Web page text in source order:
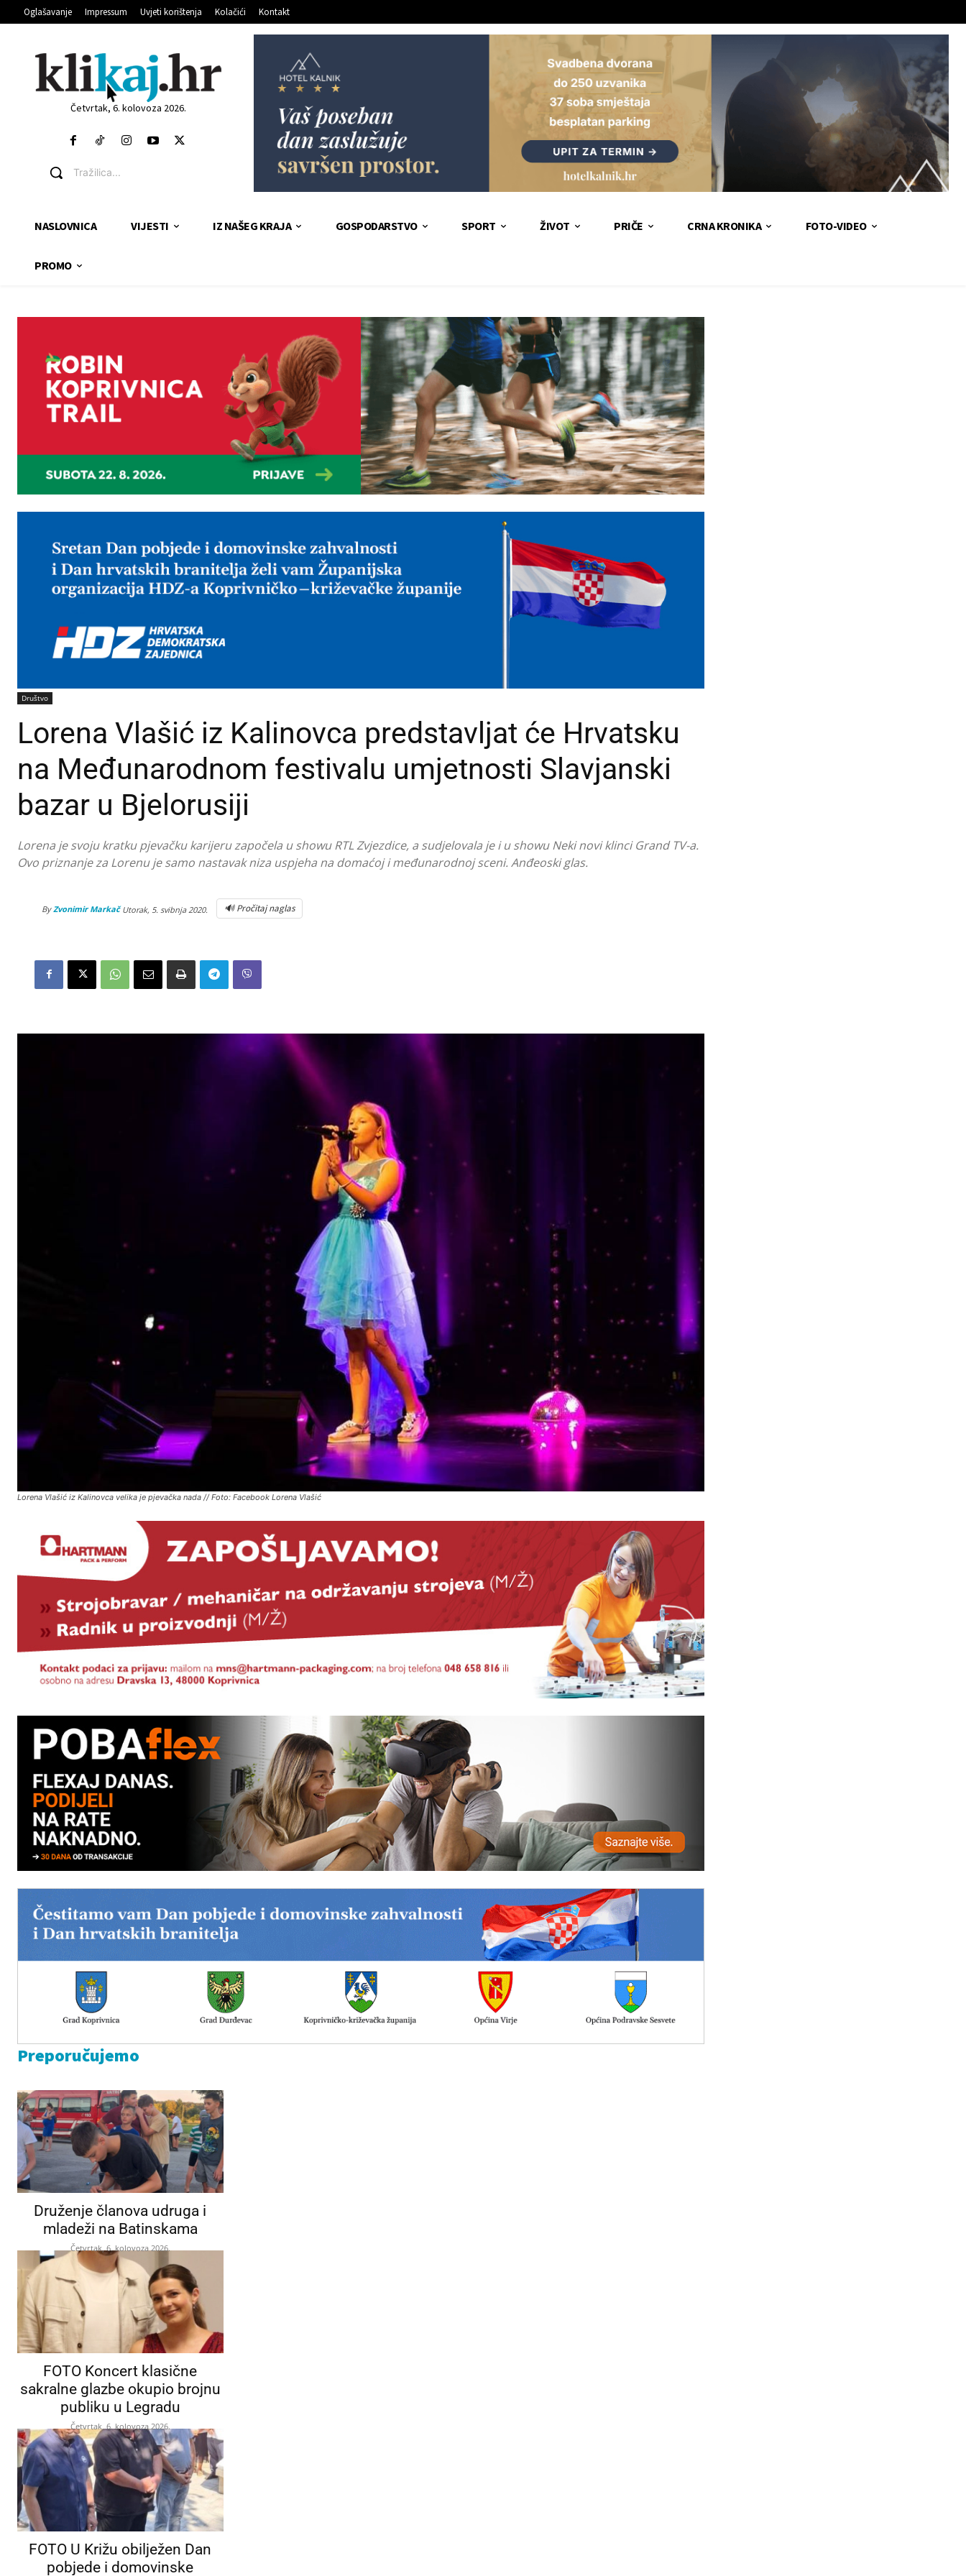
Oglašavanje Impressum Uvjeti korištenja Kolačići Kontakt
Četvrtak, 6. kolovoza 2026.
Tražilica...
NASLOVNICA VIJESTI IZ NAŠEG KRAJA GOSPODARSTVO SPORT ŽIVOT PRIČE CRNA KRONIKA FOTO-VIDEO
PROMO
Društvo
Lorena Vlašić iz Kalinovca predstavljat će Hrvatsku
na Međunarodnom festivalu umjetnosti Slavjanski
bazar u Bjelorusiji
Lorena je svoju kratku pjevačku karijeru započela u showu RTL Zvjezdice, a sudjelovala je i u showu Neki novi klinci Grand TV-a.
Ovo priznanje za Lorenu je samo nastavak niza uspjeha na domaćoj i međunarodnoj sceni. Anđeoski glas.
By Zvonimir Markač Utorak, 5. svibnja 2020. 🔊 Pročitaj naglas
Lorena Vlašić iz Kalinovca velika je pjevačka nada // Foto: Facebook Lorena Vlašić
Preporučujemo
Druženje članova udruga i
mladeži na Batinskama
Četvrtak, 6. kolovoza 2026.
FOTO Koncert klasične
sakralne glazbe okupio brojnu
publiku u Legradu
Četvrtak, 6. kolovoza 2026.
FOTO U Križu obilježen Dan
pobjede i domovinske